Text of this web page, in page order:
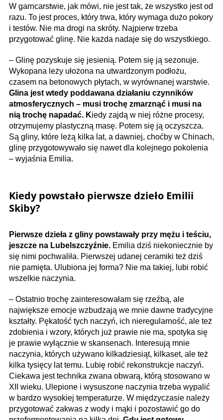
W garncarstwie, jak mówi, nie jest tak, że wszystko jest od
razu. To jest proces, który trwa, który wymaga dużo pokory
i testów. Nie ma drogi na skróty. Najpierw trzeba
przygotować glinę. Nie każda nadaje się do wszystkiego.
– Glinę pozyskuje się jesienią. Potem się ją sezonuje.
Wykopana leży ułożona na utwardzonym podłożu,
czasem na betonowych płytach, w wyrównanej warstwie.
Glina jest wtedy poddawana działaniu czynników
atmosferycznych – musi trochę zmarznąć i musi na
nią trochę napadać. Kiedy zajdą w niej różne procesy,
otrzymujemy plastyczną masę. Potem się ją oczyszcza.
Są gliny, które leżą kilka lat, a dawniej, choćby w Chinach,
glinę przygotowywało się nawet dla kolejnego pokolenia
– wyjaśnia Emilia.
Kiedy powstało pierwsze dzieło Emilii
Skiby?
Pierwsze dzieła z gliny powstawały przy mężu i teściu,
jeszcze na Lubelszczyźnie. Emilia dziś niekoniecznie by
się nimi pochwaliła. Pierwszej udanej ceramiki też dziś
nie pamięta. Ulubiona jej forma? Nie ma takiej, lubi robić
wszelkie naczynia.
– Ostatnio trochę zainteresowałam się rzeźbą, ale
największe emocje wzbudzają we mnie dawne tradycyjne
kształty. Pękatość tych naczyń, ich nieregularność, ale też
zdobienia i wzory, których już prawie nie ma, spotyka się
je prawie wyłącznie w skansenach. Interesują mnie
naczynia, których używano kilka­dziesiąt, kilkaset, ale też
kilka tysięcy lat temu. Lubię robić rekonstrukcje naczyń.
Ciekawa jest technika zwana obwarą, którą stosowano w
XII wieku. Ulepione i wysuszone naczynia trzeba wypalić
w bardzo wysokiej temperaturze. W międzyczasie należy
przygotować zakwas z wody i mąki i pozostawić go do